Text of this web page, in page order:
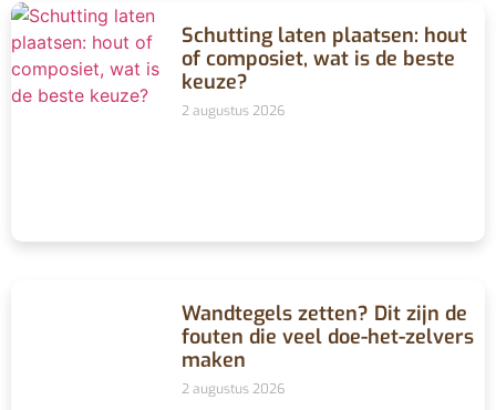
Schutting laten plaatsen: hout
of composiet, wat is de beste
keuze?
2 augustus 2026
Wandtegels zetten? Dit zijn de
fouten die veel doe-het-zelvers
maken
2 augustus 2026